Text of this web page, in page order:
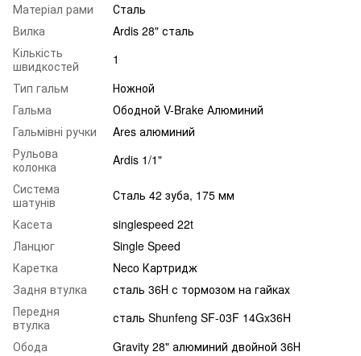
Матеріал рами
Сталь
Вилка
Ardis 28" сталь
Кількість
швидкостей
1
Тип гальм
Ножной
Гальма
Ободной V-Brake Алюминий
Гальмівні ручки
Ares алюминий
Рульова
колонка
Ardis 1/1"
Система
шатунів
Сталь 42 зуба, 175 мм
Касета
singlespeed 22t
Ланцюг
Single Speed
Каретка
Neco Картридж
Задня втулка
сталь 36Н с тормозом на гайках
Передня
втулка
сталь Shunfeng SF-03F 14Gx36H
Обода
Gravity 28" алюминий двойной 36Н